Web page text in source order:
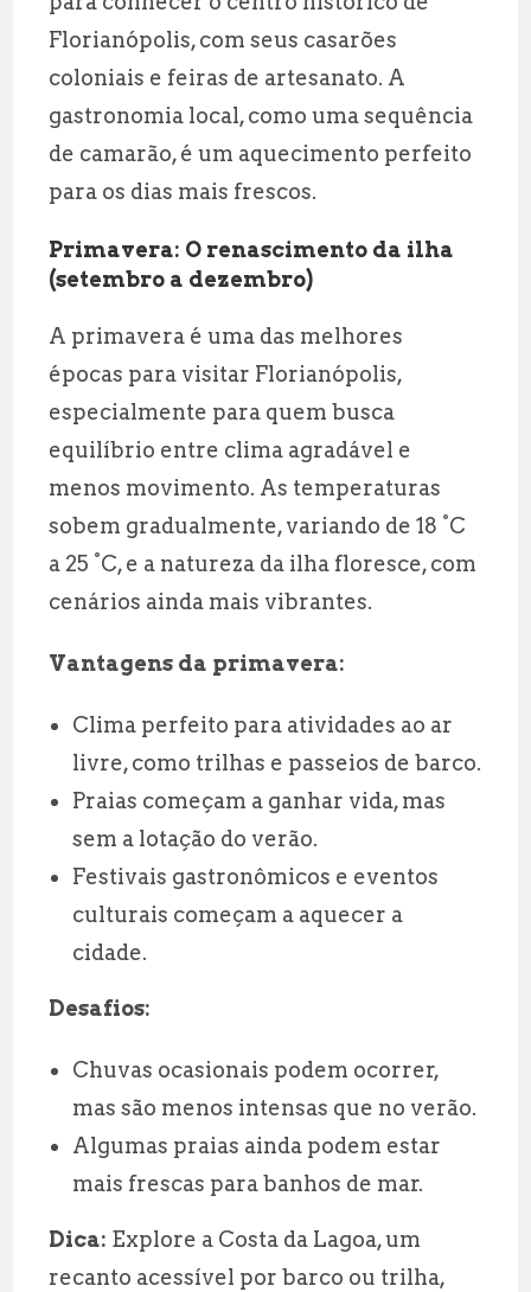
Florianópolis, com seus casarões
coloniais e feiras de artesanato. A
gastronomia local, como uma sequência
de camarão, é um aquecimento perfeito
para os dias mais frescos.
Primavera: O renascimento da ilha
(setembro a dezembro)
A primavera é uma das melhores
épocas para visitar Florianópolis,
especialmente para quem busca
equilíbrio entre clima agradável e
menos movimento. As temperaturas
sobem gradualmente, variando de 18 °C
a 25 °C, e a natureza da ilha floresce, com
cenários ainda mais vibrantes.
Vantagens da primavera:
Clima perfeito para atividades ao ar
livre, como trilhas e passeios de barco.
Praias começam a ganhar vida, mas
sem a lotação do verão.
Festivais gastronômicos e eventos
culturais começam a aquecer a
cidade.
Desafios:
Chuvas ocasionais podem ocorrer,
mas são menos intensas que no verão.
Algumas praias ainda podem estar
mais frescas para banhos de mar.
Dica: Explore a Costa da Lagoa, um
recanto acessível por barco ou trilha,